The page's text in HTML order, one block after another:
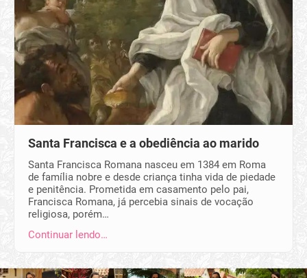
Santa Francisca e a obediência ao marido
Santa Francisca Romana nasceu em 1384 em Roma
de família nobre e desde criança tinha vida de piedade
e penitência. Prometida em casamento pelo pai,
Francisca Romana, já percebia sinais de vocação
religiosa, porém…
Continuar lendo…